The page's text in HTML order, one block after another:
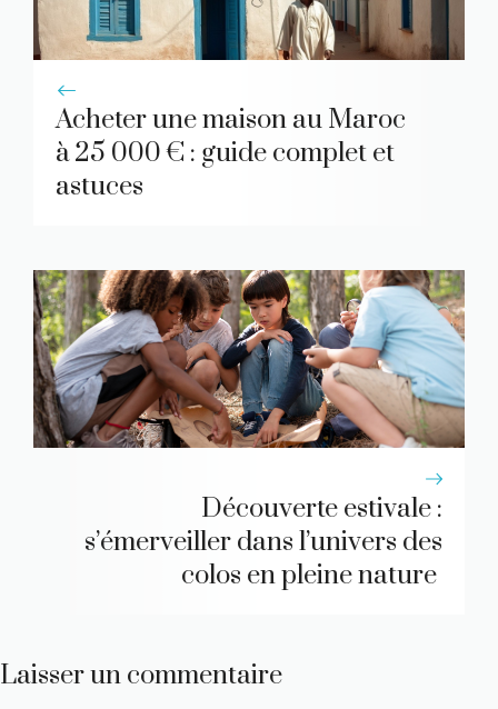
Acheter une maison au Maroc
à 25 000 € : guide complet et
astuces
Découverte estivale :
s’émerveiller dans l’univers des
colos en pleine nature
Laisser un commentaire